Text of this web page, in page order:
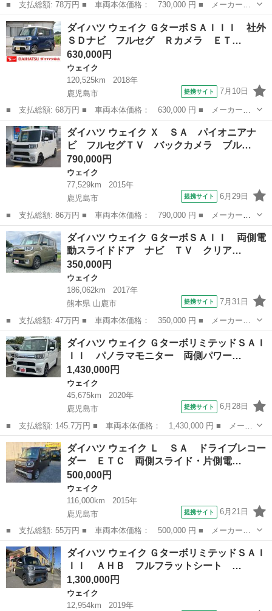
■ 支払総額: 78万円 ■ 車両本体価格： 730,000 円 ■ メーカー
名： ダイハツ ■ 車種名： ウェイク ■ グレード名： Ｘ Ｓ
Ａ ターボ 地デジ ＥＴＣ 片側電動スライドドア ■ 排気量：
660cc ■ ...
鹿児島 鹿児島市 ウェイク
ダイハツ ウェイク ＧターボＳＡＩＩＩ 社外
ＳＤナビ フルセグ Ｒカメラ ＥＴ…
630,000円
ウェイク
120,525km
2018年
鹿児島市
提携サイト 7月10日
■ 支払総額: 68万円 ■ 車両本体価格： 630,000 円 ■ メーカー
名： ダイハツ ■ 車種名： ウェイク ■ グレード名： Ｇターボ
ＳＡＩＩＩ 社外ＳＤナビ フルセグ Ｒカメラ ＥＴＣ ＬＥＤ
フォグライト 両...
鹿児島 鹿児島市 ウェイク
ダイハツ ウェイク Ｘ ＳＡ パイオニアナ
ビ フルセグＴＶ バックカメラ ブル…
790,000円
ウェイク
77,529km
2015年
鹿児島市
提携サイト 6月29日
■ 支払総額: 86万円 ■ 車両本体価格： 790,000 円 ■ メーカー
名： ダイハツ ■ 車種名： ウェイク ■ グレード名： Ｘ Ｓ
Ａ パイオニアナビ フルセグＴＶ バックカメラ ブルートゥー
ス パワースライドド...
鹿児島 鹿児島市 ウェイク
ダイハツ ウェイク ＧターボＳＡＩＩ 両側電
動スライドドア ナビ ＴＶ クリア…
350,000円
ウェイク
186,062km
2017年
熊本県 山鹿市
提携サイト 7月31日
■ 支払総額: 47万円 ■ 車両本体価格： 350,000 円 ■ メーカー
名： ダイハツ ■ 車種名： ウェイク ■ グレード名： Ｇターボ
ＳＡＩＩ 両側電動スライドドア ナビ ＴＶ クリアランスソナ
ー 衝突被害軽減シ...
熊本 山鹿市 ウェイク
ダイハツ ウェイク ＧターボリミテッドＳＡＩ
ＩＩ パノラマモニター 両側パワー…
1,430,000円
ウェイク
45,675km
2020年
鹿児島市
提携サイト 6月28日
■ 支払総額: 145.7万円 ■ 車両本体価格： 1,430,000 円 ■ メーカ
ー名： ダイハツ ■ 車種名： ウェイク ■ グレード名： Ｇター
ボリミテッドＳＡＩＩＩ パノラマモニター 両側パワースライド
衝突被害...
鹿児島 鹿児島市 ウェイク
ダイハツ ウェイク Ｌ ＳＡ ドライブレコー
ダー ＥＴＣ 両側スライド・片側電…
500,000円
ウェイク
116,000km
2015年
鹿児島市
提携サイト 6月21日
■ 支払総額: 55万円 ■ 車両本体価格： 500,000 円 ■ メーカー
名： ダイハツ ■ 車種名： ウェイク ■ グレード名： Ｌ Ｓ
Ａ ドライブレコーダー ＥＴＣ 両側スライド・片側電動 ＴＶ
衝突被害軽減システ...
鹿児島 鹿児島市 ウェイク
ダイハツ ウェイク ＧターボリミテッドＳＡＩ
ＩＩ ＡＨＢ フルフラットシート …
1,300,000円
ウェイク
12,954km
2019年